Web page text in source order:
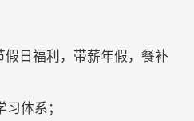
日福利，带薪年假，餐补
体系；